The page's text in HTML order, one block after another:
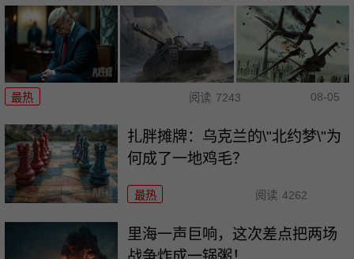
最热 阅读 7243 08-05
扎胖摊牌：乌克兰的\"北约梦\"为
何成了一地鸡毛？
最热 阅读 4262
里海一声巨响，这次差点把两场